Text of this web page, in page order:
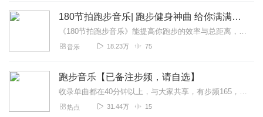
这个节奏能做好多事情，跑步中不寂寞，集中注意力可以练
感很强烈。很好的音乐制作。我一小白，不太懂，但真的挺
2022-03-17
180节拍跑步音乐| 跑步健身神曲 给你满满能量
《180节拍跑步音乐》能提高你跑步的效率与总距离，让你跑的更效率，每步都踩在节拍上能让你跑的很“爽”，不知不觉跑的更久，缓解和忽略掉疲劳。1、每分钟大约180步...
音乐 18.23万 75
跑步音乐【已备注步频，请自选】
收录单曲都在40分钟以上，与大家共享，有步频165，步频170，步频173，步频175，步频180。请根据自己的情况选择不同步频的音乐。
热点 31.44万 15